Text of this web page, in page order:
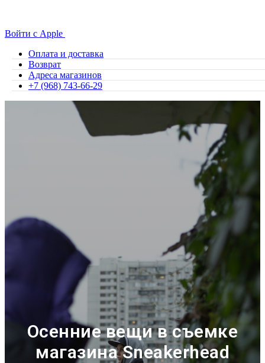
Войти с Apple
Оплата и доставка
Возврат
Адреса магазинов
+7 (968) 743-66-29
Осенние вещи в съемке
магазина Sneakerhead